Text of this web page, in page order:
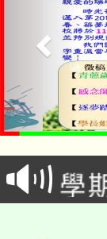
淨
會
程
學